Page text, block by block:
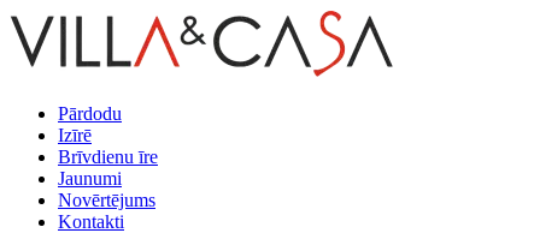
Pārdodu
Izīrē
Brīvdienu īre
Jaunumi
Novērtējums
Kontakti